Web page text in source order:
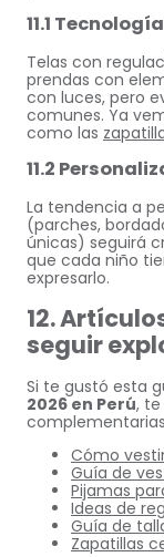
11.1
Telas con
prendas con
con luces, pero
comunes. Ya
como las
11.2
La tendencia a
(parches,
únicas) seguirá
que cada niño
expresarlo.
12.
seguir
Si te gustó esta
2026 en Perú,
Cómo
Guía de
Pijamas
Ideas de
Guía de
Zapatillas